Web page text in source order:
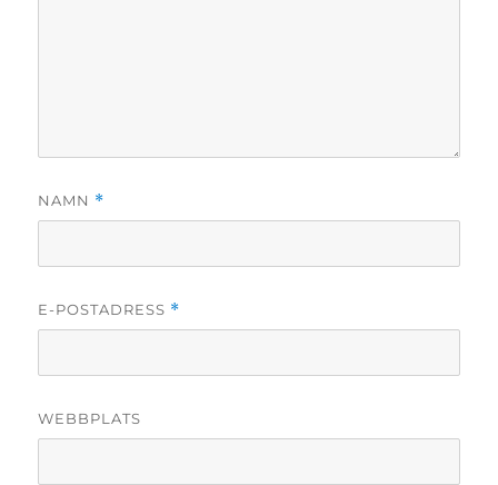
NAMN *
E-POSTADRESS *
WEBBPLATS